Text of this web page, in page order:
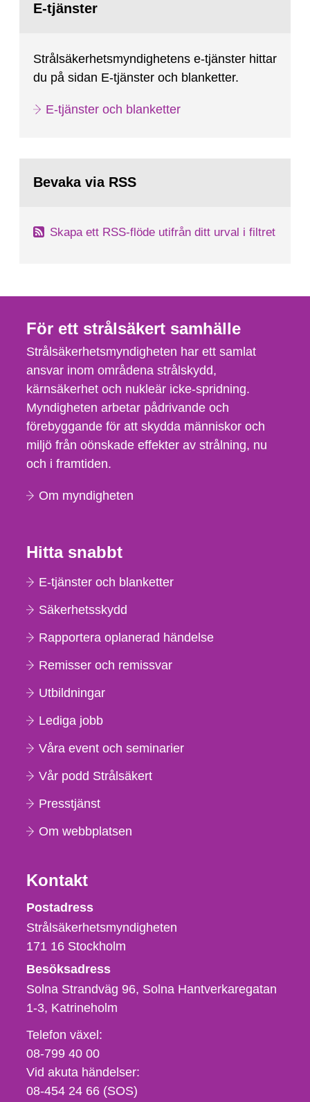
sida:E-tjänster
Strålsäkerhetsmyndighetens e-tjänster hittar
du på sidan E-tjänster och blanketter.
E-tjänster och blanketter
Bevaka via RSS
Skapa ett RSS-flöde utifrån ditt urval i filtret
För ett strålsäkert samhälle
Strålsäkerhetsmyndigheten har ett samlat
ansvar inom områdena strålskydd,
kärnsäkerhet och nukleär icke-spridning.
Myndigheten arbetar pådrivande och
förebyggande för att skydda människor och
miljö från oönskade effekter av strålning, nu
och i framtiden.
Om myndigheten
Hitta snabbt
E-tjänster och blanketter
Säkerhetsskydd
Rapportera oplanerad händelse
Remisser och remissvar
Utbildningar
Lediga jobb
Våra event och seminarier
Vår podd Strålsäkert
Presstjänst
Om webbplatsen
Kontakt
Strålsäkerhetsmyndigheten
Postadress
Strålsäkerhetsmyndigheten
171 16 Stockholm
Besöksadress
Solna Strandväg 96, Solna Hantverkaregatan
1-3 Katrineholm
Telefon,
fax
och
e-
Telefon växel:
08-799 40 00
Vid akuta händelser:
08-454 24 66 (SOS)